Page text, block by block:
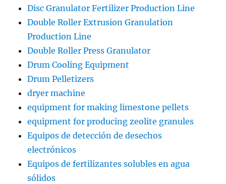
Disc Granulator Fertilizer Production Line
Double Roller Extrusion Granulation
Production Line
Double Roller Press Granulator
Drum Cooling Equipment
Drum Pelletizers
dryer machine
equipment for making limestone pellets
equipment for producing zeolite granules
Equipos de detección de desechos
electrónicos
Equipos de fertilizantes solubles en agua
sólidos